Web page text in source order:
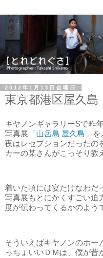
2012年1月13日金曜日
東京都港区屋久島
キヤノンギャラリーSで昨
写真展 「山岳島 屋久島」
夜はレセプションだったの
カーの某さんがこっそり教
着いた頃には宴たけなわだ
写真展もとにかくすごい迫
度が伝わってくるかのよう
そういえばキヤノンのホー
っちょいいＤＭは、僕が昔